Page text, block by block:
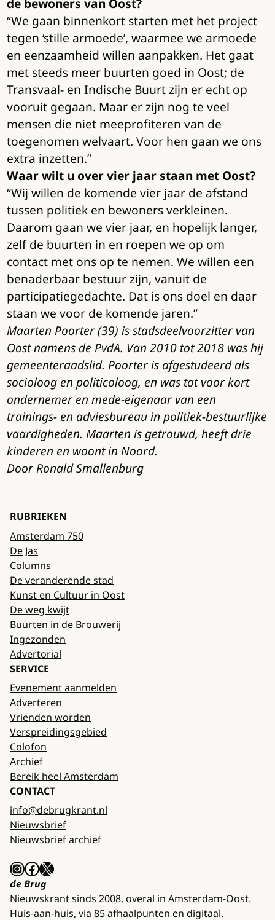
de bewoners van Oost?
“We gaan binnenkort starten met het project
tegen ‘stille armoede’, waarmee we armoede
en eenzaamheid willen aanpakken. Het gaat
met steeds meer buurten goed in Oost; de
Transvaal- en Indische Buurt zijn er echt op
vooruit gegaan. Maar er zijn nog te veel
mensen die niet meeprofiteren van de
toegenomen welvaart. Voor hen gaan we ons
extra inzetten.”
Waar wilt u over vier jaar staan met Oost?
“Wij willen de komende vier jaar de afstand
tussen politiek en bewoners verkleinen.
Daarom gaan we vier jaar, en hopelijk langer,
zelf de buurten in en roepen we op om
contact met ons op te nemen. We willen een
benaderbaar bestuur zijn, vanuit de
participatiegedachte. Dat is ons doel en daar
staan we voor de komende jaren.”
Maarten Poorter (39) is stadsdeelvoorzitter van
Oost namens de PvdA. Van 2010 tot 2018 was hij
gemeenteraadslid. Poorter is afgestudeerd als
socioloog en politicoloog, en was tot voor kort
ondernemer en mede-eigenaar van een
trainings- en adviesbureau in politiek-bestuurlijke
vaardigheden. Maarten is getrouwd, heeft drie
kinderen en woont in Noord.
Door Ronald Smallenburg
RUBRIEKEN
Amsterdam 750
De Jas
Columns
De veranderende stad
Kunst en Cultuur in Oost
De weg kwijt
Buurten in de Brouwerij
Ingezonden
Advertorial
SERVICE
Evenement aanmelden
Adverteren
Vrienden worden
Verspreidingsgebied
Colofon
Archief
Bereik heel Amsterdam
CONTACT
info@debrugkrant.nl
Nieuwsbrief
Nieuwsbrief archief
InstagramFacebook X
de Brug
Nieuwskrant sinds 2008, overal in Amsterdam-Oost.
Huis-aan-huis, via 85 afhaalpunten en digitaal.